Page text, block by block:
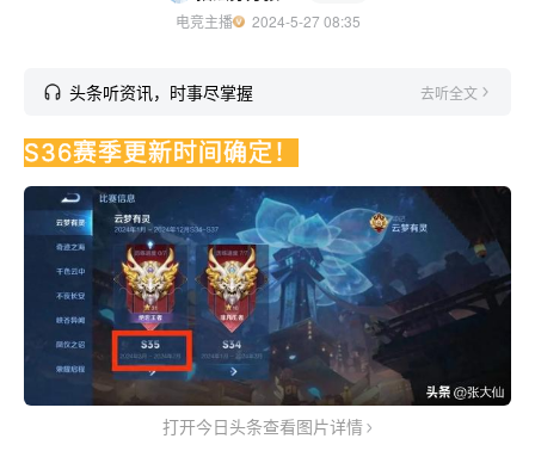
电竞主播
  2024-5-27 08:35
头条听资讯，时事尽掌握 去听全文
S36赛季更新时间确定！
打开今日头条查看图片详情